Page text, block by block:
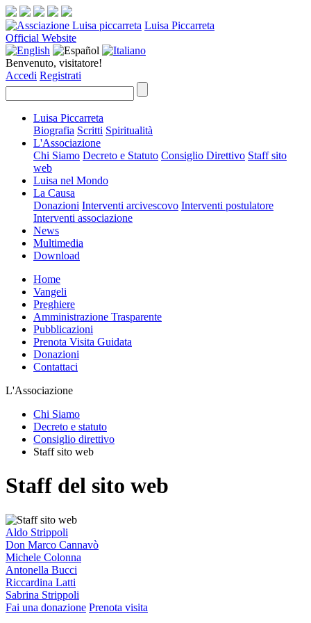
Luisa Piccarreta
Official Website
Benvenuto, visitatore!
Accedi Registrati
Luisa Piccarreta
Biografia Scritti Spiritualità
L'Associazione
Chi Siamo Decreto e Statuto Consiglio Direttivo Staff sito
web
Luisa nel Mondo
La Causa
Donazioni Interventi arcivescovo Interventi postulatore
Interventi associazione
News
Multimedia
Download
Home
Vangeli
Preghiere
Amministrazione Trasparente
Pubblicazioni
Prenota Visita Guidata
Donazioni
Contattaci
L'Associazione
Chi Siamo
Decreto e statuto
Consiglio direttivo
Staff sito web
Staff del sito web
Aldo Strippoli
Don Marco Cannavò
Michele Colonna
Antonella Bucci
Riccardina Latti
Sabrina Strippoli
Fai una donazione Prenota visita